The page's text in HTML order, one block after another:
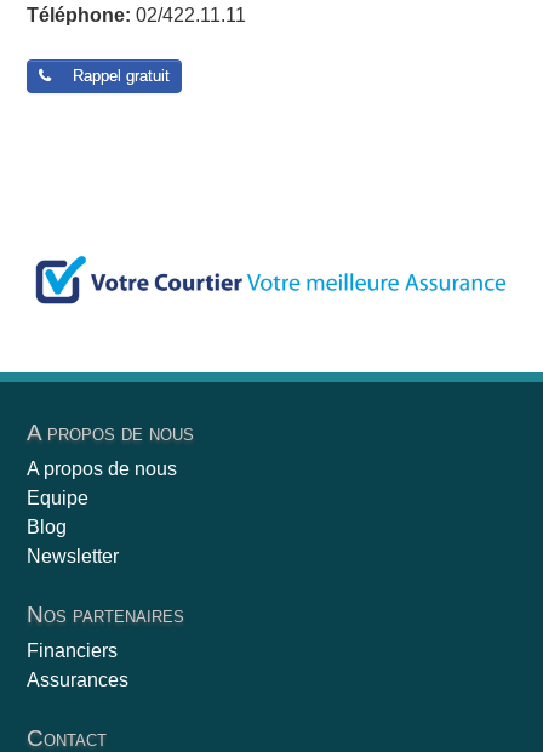
Téléphone: 02/422.11.11
Rappel gratuit
A propos de nous
A propos de nous
Equipe
Blog
Newsletter
Nos partenaires
Financiers
Assurances
Contact